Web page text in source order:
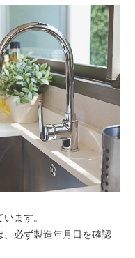
ます。
必ず製造年月日を確認